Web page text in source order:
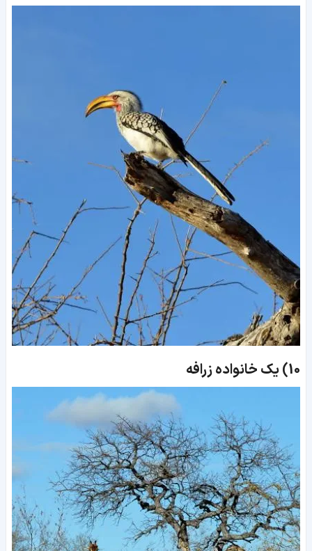
10) یک خانواده زرافه